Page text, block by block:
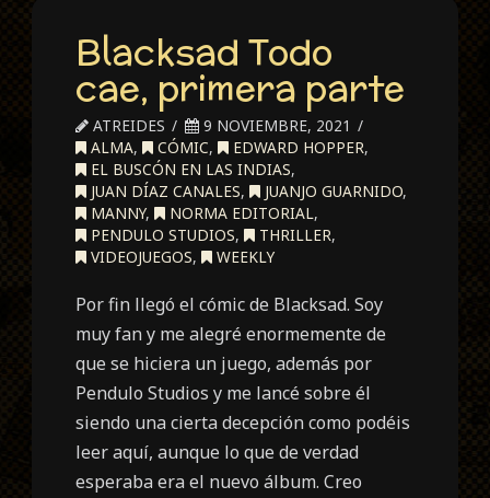
Blacksad Todo
cae, primera parte
ATREIDES
9 NOVIEMBRE, 2021
ALMA, CÓMIC, EDWARD HOPPER,
EL BUSCÓN EN LAS INDIAS,
JUAN DÍAZ CANALES, JUANJO GUARNIDO,
MANNY, NORMA EDITORIAL,
PENDULO STUDIOS, THRILLER,
VIDEOJUEGOS, WEEKLY
Por fin llegó el cómic de Blacksad. Soy
muy fan y me alegré enormemente de
que se hiciera un juego, además por
Pendulo Studios y me lancé sobre él
siendo una cierta decepción como podéis
leer aquí, aunque lo que de verdad
esperaba era el nuevo álbum. Creo